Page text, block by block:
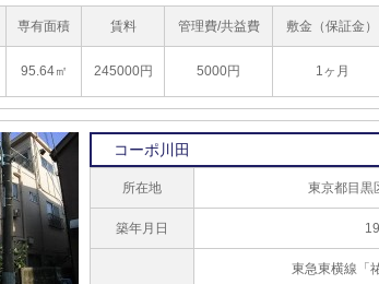
専有面積 賃料 管理費/共益費 敷金（保証金）
95.64㎡ 245000円 5000円 1ヶ月
コーポ川田
所在地 東京都目黒
築年月日
東急東横線「